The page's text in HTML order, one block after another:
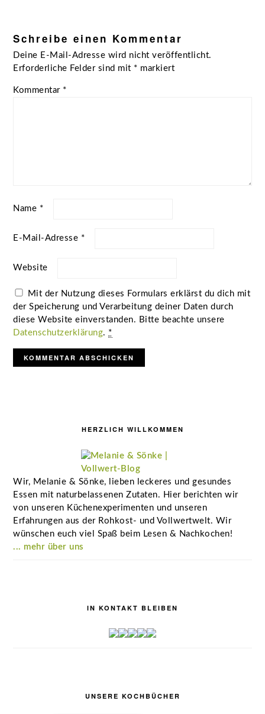
Schreibe einen Kommentar
Deine E-Mail-Adresse wird nicht veröffentlicht.
Erforderliche Felder sind mit * markiert
Kommentar *
Name *
E-Mail-Adresse *
Website
Mit der Nutzung dieses Formulars erklärst du dich mit
der Speicherung und Verarbeitung deiner Daten durch
diese Website einverstanden. Bitte beachte unsere
Datenschutzerklärung. *
HERZLICH WILLKOMMEN
Wir, Melanie & Sönke, lieben leckeres und gesundes
Essen mit naturbelassenen Zutaten. Hier berichten wir
von unseren Küchenexperimenten und unseren
Erfahrungen aus der Rohkost- und Vollwertwelt. Wir
wünschen euch viel Spaß beim Lesen & Nachkochen!
... mehr über uns
IN KONTAKT BLEIBEN
UNSERE KOCHBÜCHER